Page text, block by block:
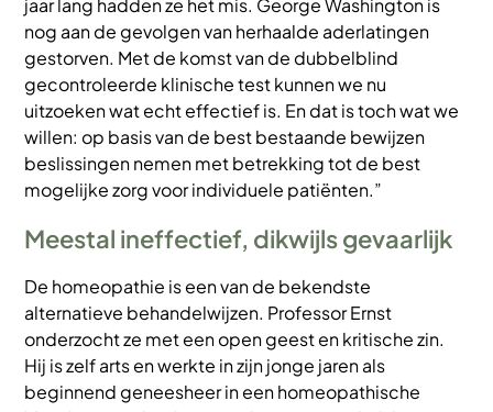
jaar lang hadden ze het mis. George Washington is
nog aan de gevolgen van herhaalde aderlatingen
gestorven. Met de komst van de dubbelblind
gecontroleerde klinische test kunnen we nu
uitzoeken wat echt effectief is. En dat is toch wat we
willen: op basis van de best bestaande bewijzen
beslissingen nemen met betrekking tot de best
mogelijke zorg voor individuele patiënten.”
Meestal ineffectief, dikwijls gevaarlijk
De homeopathie is een van de bekendste
alternatieve behandelwijzen. Professor Ernst
onderzocht ze met een open geest en kritische zin.
Hij is zelf arts en werkte in zijn jonge jaren als
beginnend geneesheer in een homeopathische